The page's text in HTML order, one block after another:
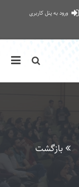
ورود به پنل کاربری
بازگشت